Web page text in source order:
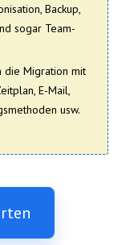
Backup,
sogar Team-
die Migration mit
E-Mail,
usw.